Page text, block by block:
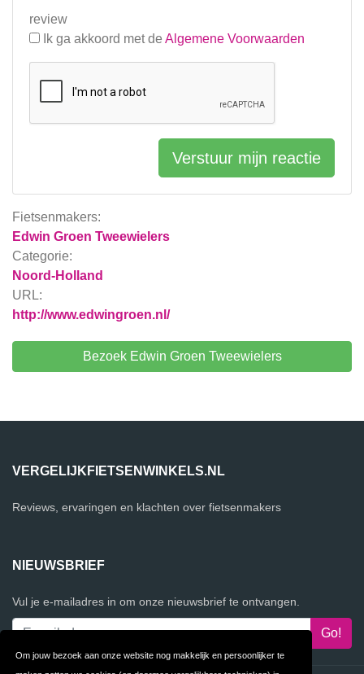
Om jouw bezoek aan onze website nog makkelijk en persoonlijker te
Fietsenmakers:
Edwin Groen Tweewielers
Categorie:
Noord-Holland
URL:
http://www.edwingroen.nl/
Bezoek Edwin Groen Tweewielers
review
Ik ga akkoord met de Algemene Voorwaarden
Verstuur mijn reactie
VERGELIJKFIETSENWINKELS.NL
Reviews, ervaringen en klachten over fietsenmakers
NIEUWSBRIEF
Vul je e-mailadres in om onze nieuwsbrief te ontvangen.